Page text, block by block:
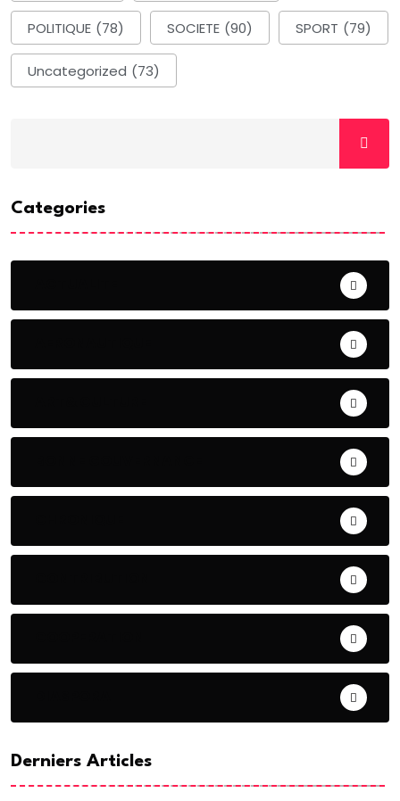
POLITIQUE (78) SOCIETE (90) SPORT (79)
Uncategorized (73)
Categories
Derniers Articles